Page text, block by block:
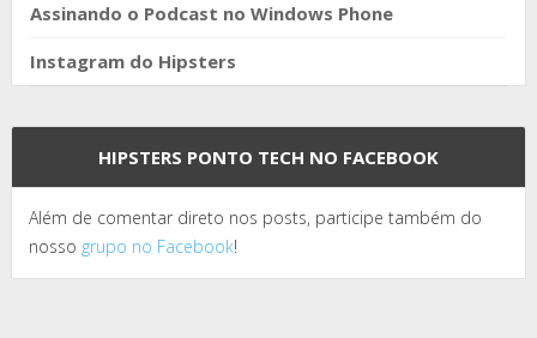
Assinando o Podcast no Windows Phone
Instagram do Hipsters
HIPSTERS PONTO TECH NO FACEBOOK
Além de comentar direto nos posts, participe também do
nosso grupo no Facebook!